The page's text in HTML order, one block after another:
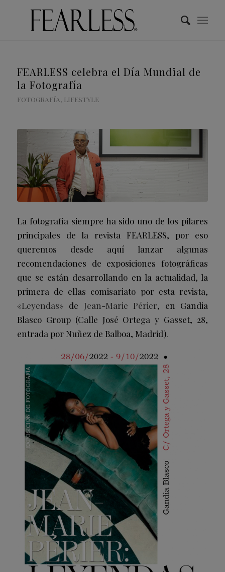
FEARLESS celebra el Día Mundial de
la Fotografía
FOTOGRAFÍA, LIFESTYLE
La fotografia siempre ha sido uno de los pilares
principales de la revista FEARLESS, por eso
queremos desde aquí lanzar algunas
recomendaciones de exposiciones fotográficas
que se están desarrollando en la actualidad, la
primera de ellas comisariato por esta revista,
«Leyendas» de Jean-Marie Périer, en Gandia
Blasco Group (Calle José Ortega y Gasset, 28,
entrada por Nuñez de Balboa, Madrid).